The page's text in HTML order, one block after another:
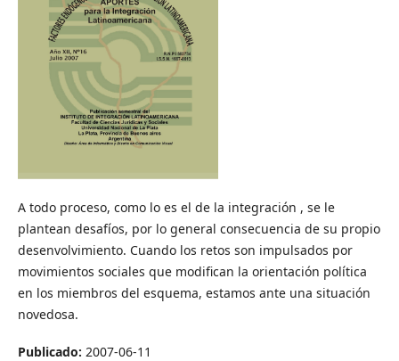
A todo proceso, como lo es el de la integración , se le
plantean desafíos, por lo general consecuencia de su propio
desenvolvimiento. Cuando los retos son impulsados por
movimientos sociales que modifican la orientación política
en los miembros del esquema, estamos ante una situación
novedosa.
Publicado: 2007-06-11